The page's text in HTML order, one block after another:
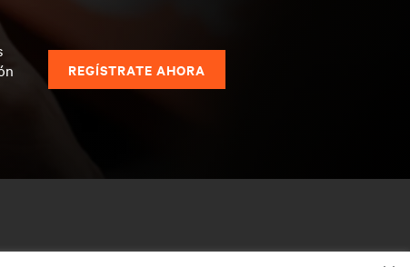
REGÍSTRATE AHORA